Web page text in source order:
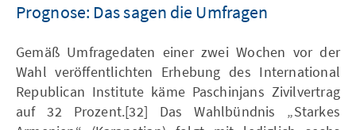
Prognose: Das sagen die Umfragen
Gemäß Umfragedaten einer zwei Wochen vor der
Wahl veröffentlichten Erhebung des International
Republican Institute käme Paschinjans Zivilvertrag
auf 32 Prozent.[32] Das Wahlbündnis „Starkes